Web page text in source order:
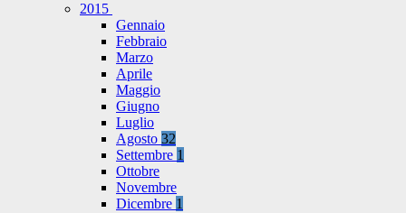
2015
Gennaio
Febbraio
Marzo
Aprile
Maggio
Giugno
Luglio
Agosto 32
Settembre 1
Ottobre
Novembre
Dicembre 1